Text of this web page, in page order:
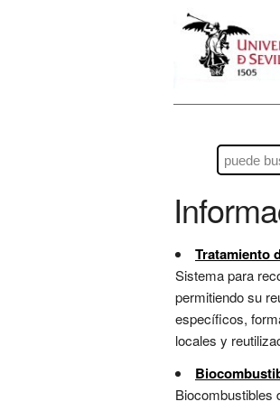
Tratamiento
Sistema para
permitiendo su
específicos,
locales y
Biocombustibles